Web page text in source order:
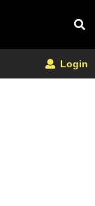
Login